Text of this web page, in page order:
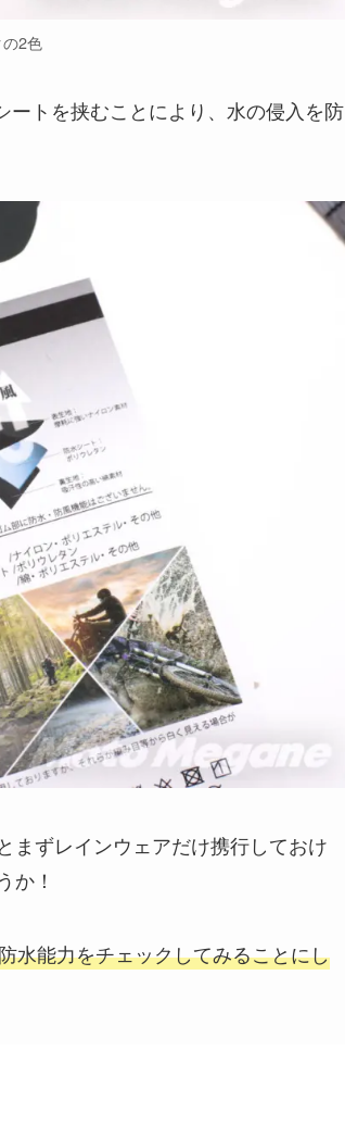
2色
トを挟むことにより、水の侵入を防
まずレインウェアだけ携行しておけ
か！
水能力をチェックしてみることにし